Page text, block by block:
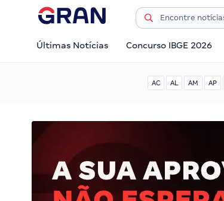
Últimas Notícias Concurso IBGE 2026
AC AL AM AP